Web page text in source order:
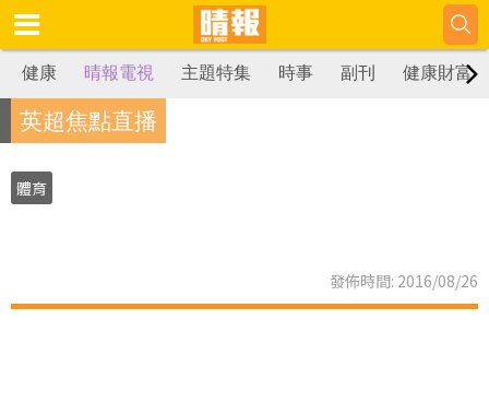
健康 晴報電視 主題特集 時事 副刊 健康財富
英超焦點直播
體育
發佈時間: 2016/08/26